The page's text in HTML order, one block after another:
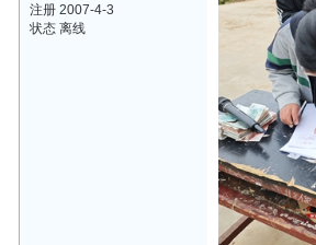
注册 2007-4-3
状态 离线